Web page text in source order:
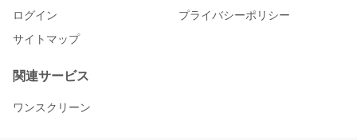
ログイン
プライバシーポリシー
サイトマップ
関連サービス
ワンスクリーン